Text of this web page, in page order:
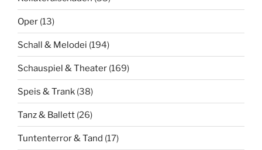
Oper (13)
Schall & Melodei (194)
Schauspiel & Theater (169)
Speis & Trank (38)
Tanz & Ballett (26)
Tuntenterror & Tand (17)